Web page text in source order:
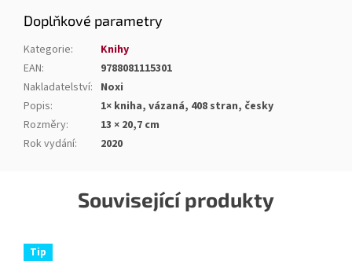
Související produkty
Tip
Doplňkové parametry
Kategorie:
Knihy
EAN:
9788081115301
Nakladatelství: Noxi
Popis:
1× kniha, vázaná, 408 stran, česky
Rozměry:
13 × 20,7 cm
Rok vydání: 2020